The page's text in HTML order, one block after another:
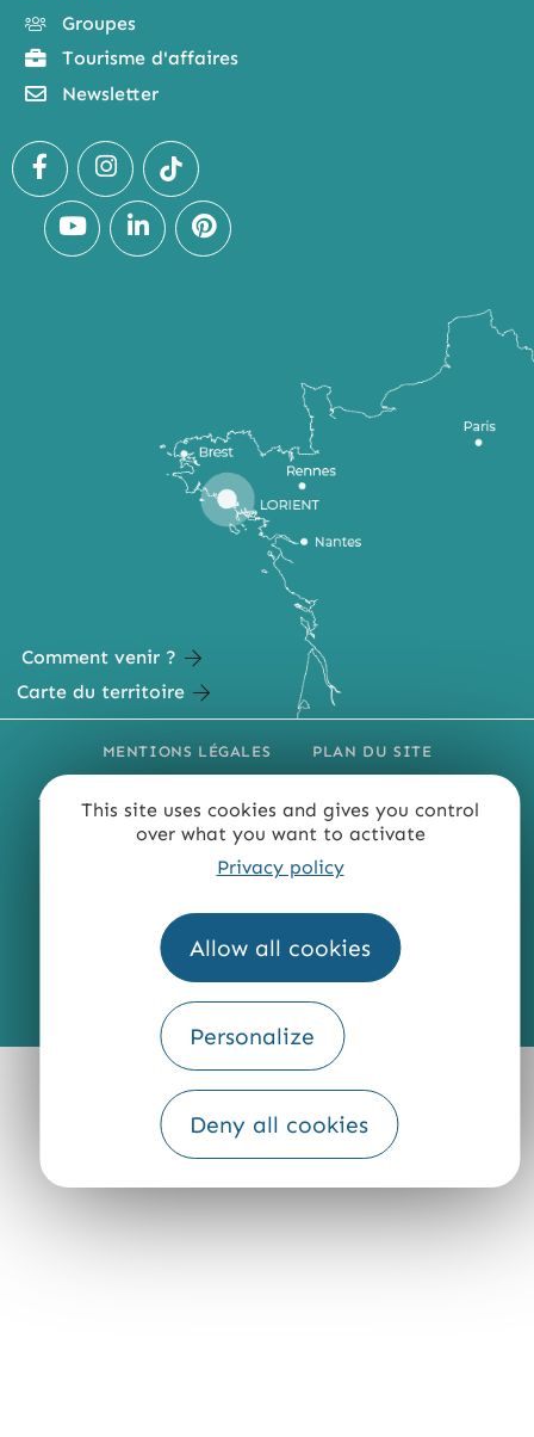
This site uses cookies and gives you control
over what you want to activate
Privacy policy
Allow all cookies
Personalize
Deny all cookies
Groupes
Tourisme d'affaires
Newsletter
Comment venir ?
Carte du territoire
MENTIONS LÉGALES PLAN DU SITE
ACCESSIBILITÉ : NON CONFORME
QUI SOMMES-NOUS ?